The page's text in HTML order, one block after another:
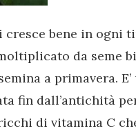
cresce bene in ogni
da seme
a primavera. E’
fin dall’antichità
di vitamina C